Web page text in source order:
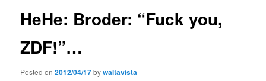
HeHe: Broder: “Fuck you,
ZDF!”…
Posted on2012/04/17bywaltavista